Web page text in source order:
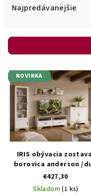
e
r
o
k
Najpredávanejšie
V
ý
p
NOVINKA
IRIS obývacia
borovica anderson /
zlatý.
€427,30
Skladom(1 ks)